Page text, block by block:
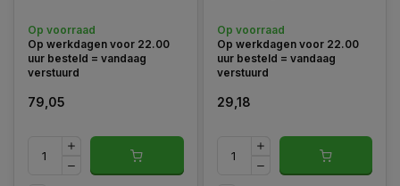
verchroomde spindel en
handgreep, de dubbele
vergrendelde spil...
Op voorraad
Op werkdagen voor 22.00
uur besteld = vandaag
verstuurd
79,05
worden bevestigd op
werkbank voor extra
stabiliteit.
Op voorraad
Op werkdagen voor 22.00
uur besteld = vandaag
verstuurd
29,18